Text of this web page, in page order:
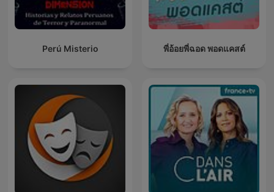
Perú Misterio พี่อ้อยพี่ฉอด พอดแคสต์